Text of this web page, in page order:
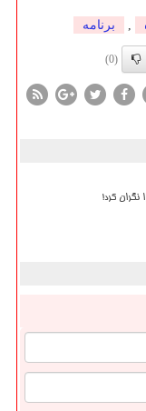
, برنامه
(0)
نگران کرد!